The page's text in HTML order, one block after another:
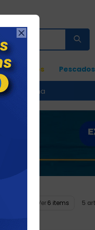

su zona
Ingresos
Ver 5